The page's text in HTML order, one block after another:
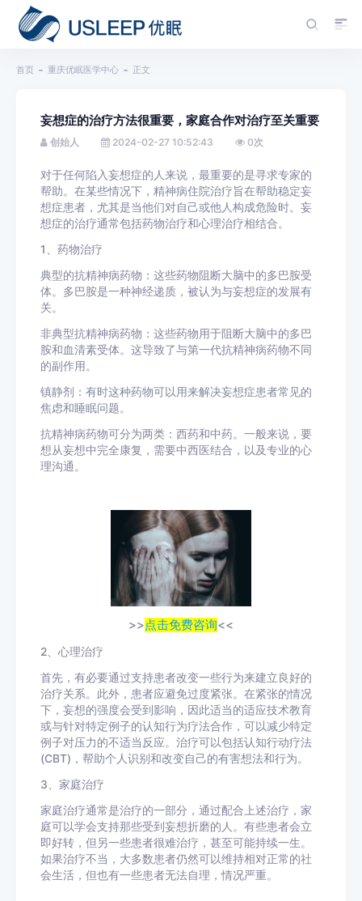
首页 重庆优眠医学中心 正文
妄想症的治疗方法很重要，家庭合作对治疗至关重要
创始人 2024-02-27 10:52:43 0次
对于任何陷入妄想症的人来说，最重要的是寻求专家的
帮助。在某些情况下，精神病住院治疗旨在帮助稳定妄
想症患者，尤其是当他们对自己或他人构成危险时。妄
想症的治疗通常包括药物治疗和心理治疗相结合。
1、药物治疗
典型的抗精神病药物：这些药物阻断大脑中的多巴胺受
体。多巴胺是一种神经递质，被认为与妄想症的发展有
关。
非典型抗精神病药物：这些药物用于阻断大脑中的多巴
胺和血清素受体。这导致了与第一代抗精神病药物不同
的副作用。
镇静剂：有时这种药物可以用来解决妄想症患者常见的
焦虑和睡眠问题。
抗精神病药物可分为两类：西药和中药。一般来说，要
想从妄想中完全康复，需要中西医结合，以及专业的心
理沟通。
>>点击免费咨询<<
2、心理治疗
首先，有必要通过支持患者改变一些行为来建立良好的
治疗关系。此外，患者应避免过度紧张。在紧张的情况
下，妄想的强度会受到影响，因此适当的适应技术教育
或与针对特定例子的认知行为疗法合作，可以减少特定
例子对压力的不适当反应。治疗可以包括认知行动疗法
(CBT)，帮助个人识别和改变自己的有害想法和行为。
3、家庭治疗
家庭治疗通常是治疗的一部分，通过配合上述治疗，家
庭可以学会支持那些受到妄想折磨的人。有些患者会立
即好转，但另一些患者很难治疗，甚至可能持续一生。
如果治疗不当，大多数患者仍然可以维持相对正常的社
会生活，但也有一些患者无法自理，情况严重。